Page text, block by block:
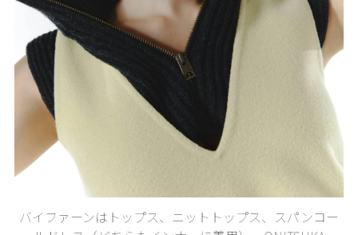
バイファーンはトップス、ニットトップス、スパンコー